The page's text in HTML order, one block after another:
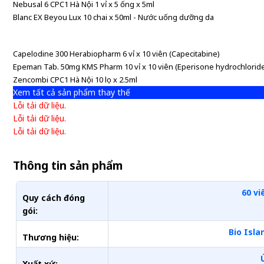
Nebusal 6 CPC1 Hà Nội 1 vỉ x 5 ống x 5ml
Blanc EX Beyou Lux 10 chai x 50ml - Nước uống dưỡng da
Capelodine 300 Herabiopharm 6 vỉ x 10 viên (Capecitabine)
Epeman Tab. 50mg KMS Pharm 10 vỉ x 10 viên (Eperisone
Zencombi CPC1 Hà Nội 10 lọ x 2.5ml
Xem tất cả sản phẩm thay thế
Lỗi tải dữ liệu.
Lỗi tải dữ liệu.
Lỗi tải dữ liệu.
Thông tin sản phẩm
Quy cách đóng
gói:
60
Thương hiệu: Bio